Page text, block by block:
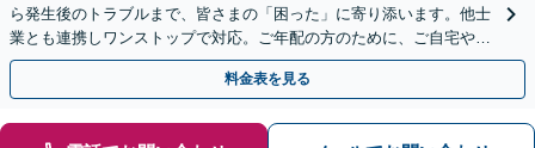
ら発生後のトラブルまで、皆さまの「困った」に寄り添います。他士
業とも連携しワンストップで対応。ご年配の方のために、ご自宅やご
近所への出張相談も実施【秘密厳守｜休日・夜間相談可】
料金表を見る